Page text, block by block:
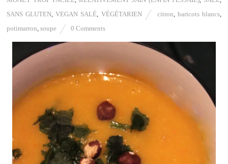
SANS GLUTEN ,VEGAN SALÉ VÉGÉTARIEN citron haricots blancs,
potimarron ,soupe 0 Comments